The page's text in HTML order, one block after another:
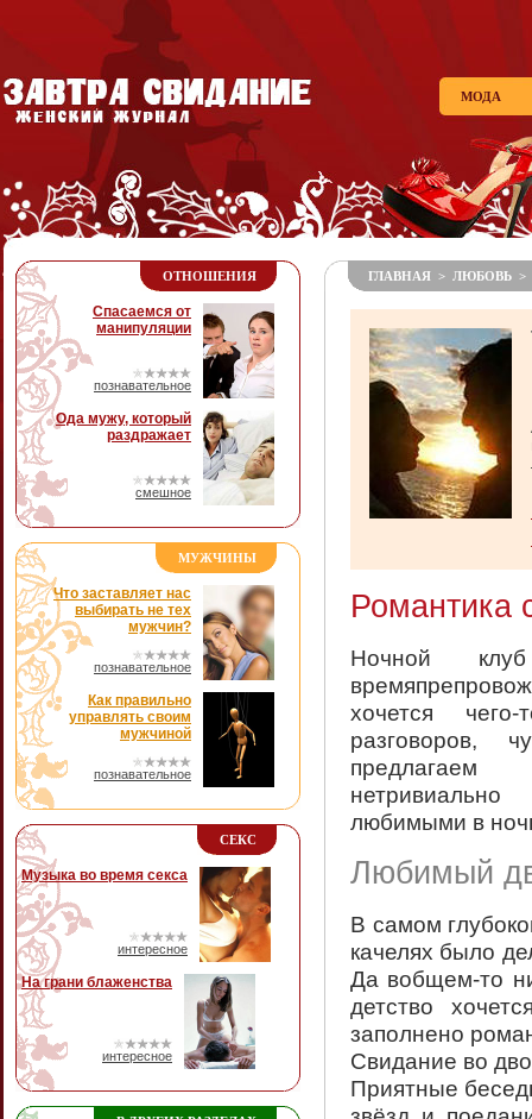
МОДА
ОТНОШЕНИЯ
Спасаемся от
манипуляции
познавательное
Ода мужу, который
раздражает
смешное
МУЖЧИНЫ
Что заставляет нас
выбирать не тех
мужчин?
познавательное
Как правильно
управлять своим
мужчиной
познавательное
СЕКС
Музыка во время секса
интересное
На грани блаженства
интересное
ГЛАВНАЯ > ЛЮБОВЬ >
Романтика
Ночной
хочется
разговоров,
предлагаем
любимыми в
Любимый
В самом
качелях было
Да вобщем-то
детство
заполнено
Свидание во
Приятные